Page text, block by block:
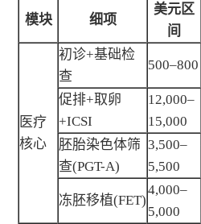
模块 细项
美元区
间
医疗
核心
初诊+基础检
查
500–800
促排+取卵
+ICSI
12,000–
15,000
胚胎染色体筛
查(PGT-A)
3,500–
5,500
冻胚移植(FET)
4,000–
5,000